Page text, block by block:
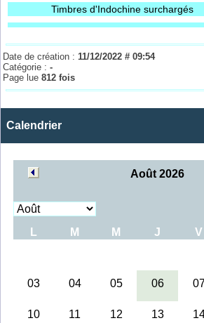
Timbres d'Indochine surchargés
Date de création :11/12/2022 # 09:54
Catégorie :-
Page lue812 fois
Calendrier